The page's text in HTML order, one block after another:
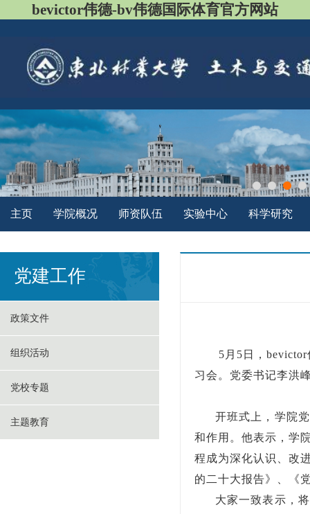
bevictor伟德-bv伟德国际体育官方网站
主页 学院概况 师资队伍 实验中心 科学研究
党建工作
政策文件
组织活动
党校专题
主题教育
5月5日，bevictor伟
习会。党委书记李洪
开班式上，学院
和作用。他表示，学
程成为深化认识、改
的二十大报告》、《
大家一致表示，